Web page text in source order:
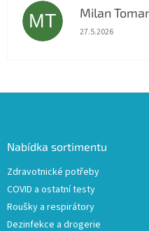
MT Milan
Hodnocení
27.5.2026
Nabídka sortimentu
Zdravotnické potřeby
COVID a ostatní testy
Roušky a respirátory
Dezinfekce a drogerie